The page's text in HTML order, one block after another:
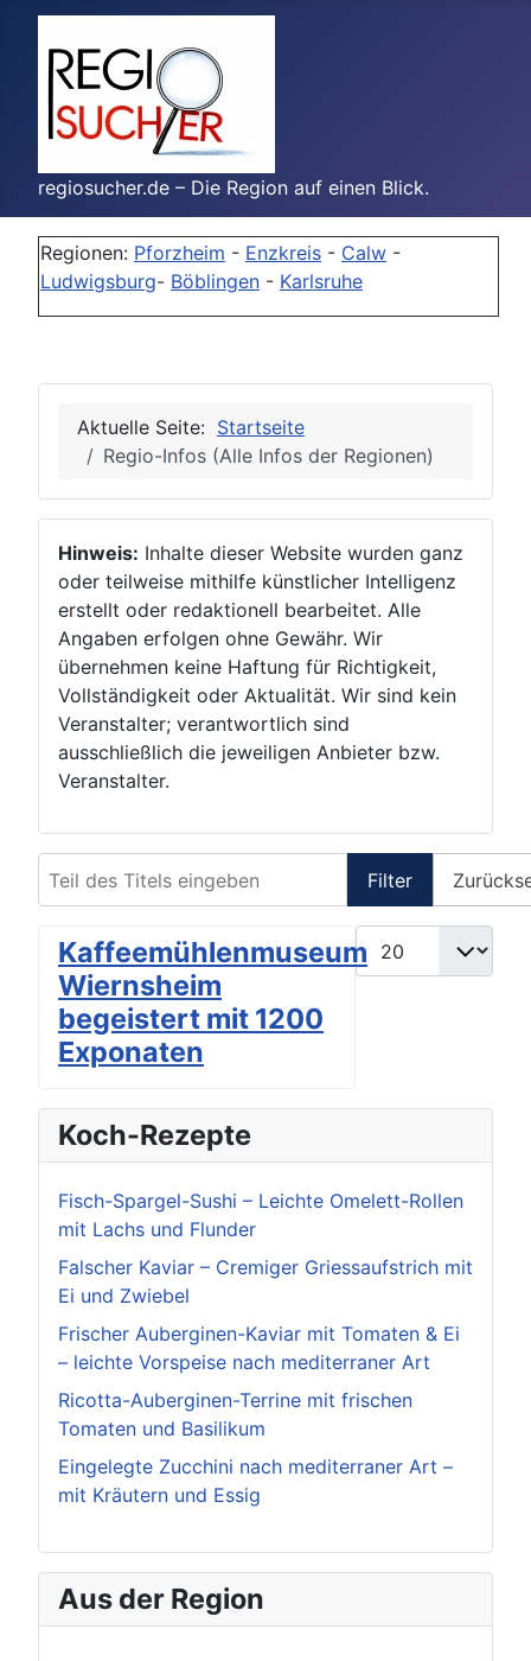
regiosucher.de – Die Region auf einen Blick.
Regionen: Pforzheim - Enzkreis - Calw -
Ludwigsburg- Böblingen - Karlsruhe
Aktuelle Seite: Startseite
Regio-Infos (Alle Infos der Regionen)
Hinweis: Inhalte dieser Website wurden ganz
oder teilweise mithilfe künstlicher Intelligenz
erstellt oder redaktionell bearbeitet. Alle
Angaben erfolgen ohne Gewähr. Wir
übernehmen keine Haftung für Richtigkeit,
Vollständigkeit oder Aktualität. Wir sind kein
Veranstalter; verantwortlich sind
ausschließlich die jeweiligen Anbieter bzw.
Veranstalter.
Filter
Anzeige #
Kaffeemühlenmuseum
Wiernsheim
begeistert mit 1200
Exponaten
Koch-Rezepte
Fisch-Spargel-Sushi – Leichte Omelett-Rollen
mit Lachs und Flunder
Falscher Kaviar – Cremiger Griessaufstrich mit
Ei und Zwiebel
Frischer Auberginen-Kaviar mit Tomaten & Ei
– leichte Vorspeise nach mediterraner Art
Ricotta-Auberginen-Terrine mit frischen
Tomaten und Basilikum
Eingelegte Zucchini nach mediterraner Art –
mit Kräutern und Essig
Aus der Region